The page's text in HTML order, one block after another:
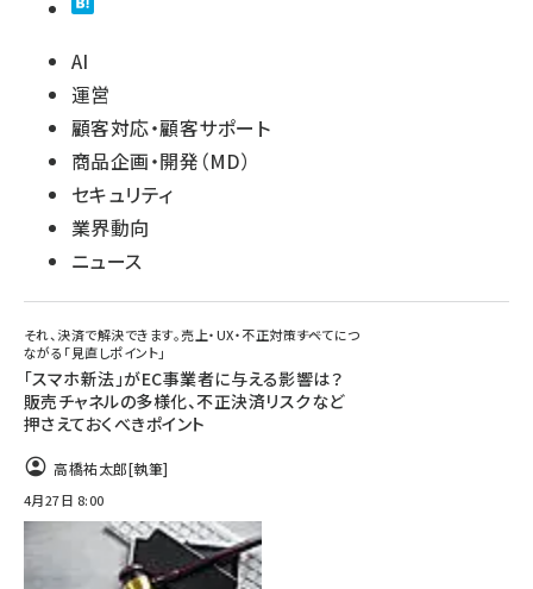
AI
運営
顧客対応・顧客サポート
商品企画・開発（MD）
セキュリティ
業界動向
ニュース
それ、決済で解決できます。売上・UX・不正対策――すべてにつ
ながる「見直しポイント」
「スマホ新法」がEC事業者に与える影響は？
販売チャネルの多様化、不正決済リスクなど
押さえておくべきポイント
高橋祐太郎[執筆]
4月27日 8:00